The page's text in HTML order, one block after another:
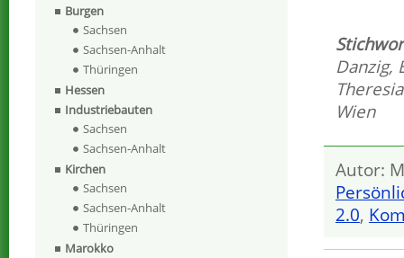
Danzig,
Wien
Autor:
2.0,
Burgen
Sachsen
Sachsen-Anhalt
Thüringen
Hessen
Industriebauten
Sachsen
Sachsen-Anhalt
Kirchen
Sachsen
Sachsen-Anhalt
Thüringen
Marokko